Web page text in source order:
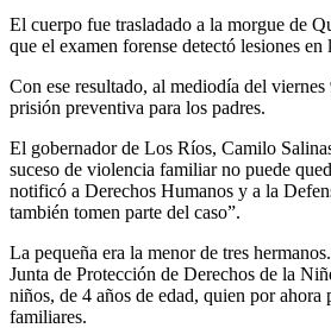
El cuerpo fue trasladado a la morgue de
que el examen forense detectó lesiones en
Con ese resultado, al mediodía del viernes
prisión preventiva para los padres.
El gobernador de Los Ríos, Camilo
suceso de violencia familiar no puede
notificó a Derechos Humanos y a la
también tomen parte del caso”.
La pequeña era la menor de tres
Junta de Protección de Derechos de la
niños, de 4 años de edad, quien por ahora
familiares.